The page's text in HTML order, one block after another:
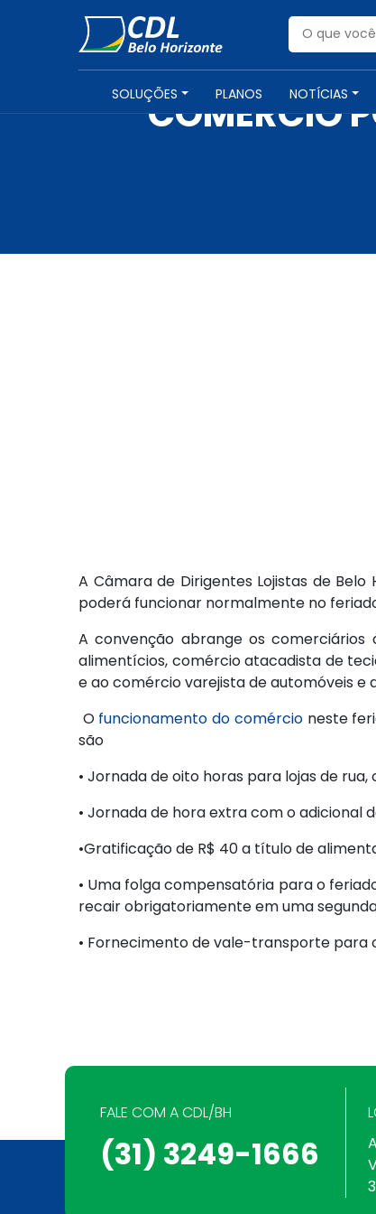
SOLUÇÕES PLANOS NOTÍCIAS
COMÉRCIO
A Câmara de Dirigentes Lojistas de
poderá funcionar normalmente no
A convenção abrange os
alimentícios, comércio atacadista de
e ao comércio varejista de automóveis e
O funcionamento do comércioneste
são
• Jornada de oito horas para lojas de
• Jornada de hora extra com o adicional
•Gratificação de R$ 40 a título de
• Uma folga compensatória para o
recair obrigatoriamente em uma
• Fornecimento de vale-transporte para
FALE COM A CDL/BH
(31) 3249-1666